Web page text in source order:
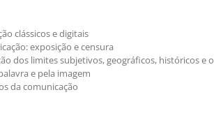
clássicos e digitais
exposição e censura
dos limites subjetivos, geográficos, históricos e
e pela imagem
da comunicação